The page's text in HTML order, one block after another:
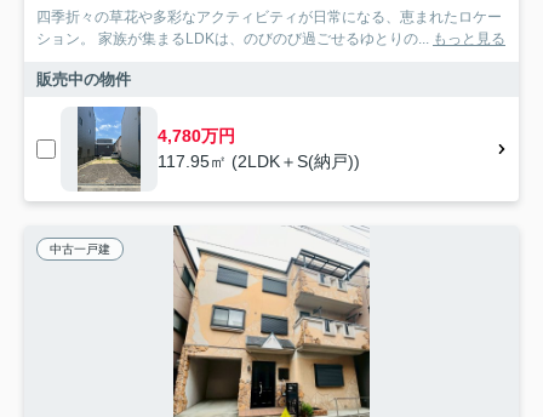
四季折々の草花や多彩なアクティビティが日常になる、恵まれたロケー
ション。 家族が集まるLDKは、のびのび過ごせるゆとりの... もっと見る
販売中の物件
4,780万円
117.95㎡ (2LDK＋S(納戸))
中古一戸建